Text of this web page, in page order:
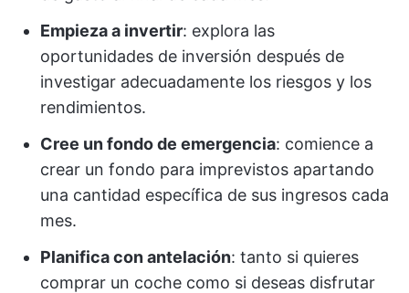
Empieza a invertir: explora las
oportunidades de inversión después de
investigar adecuadamente los riesgos y los
rendimientos.
Cree un fondo de emergencia: comience a
crear un fondo para imprevistos apartando
una cantidad específica de sus ingresos cada
mes.
Planifica con antelación: tanto si quieres
comprar un coche como si deseas disfrutar